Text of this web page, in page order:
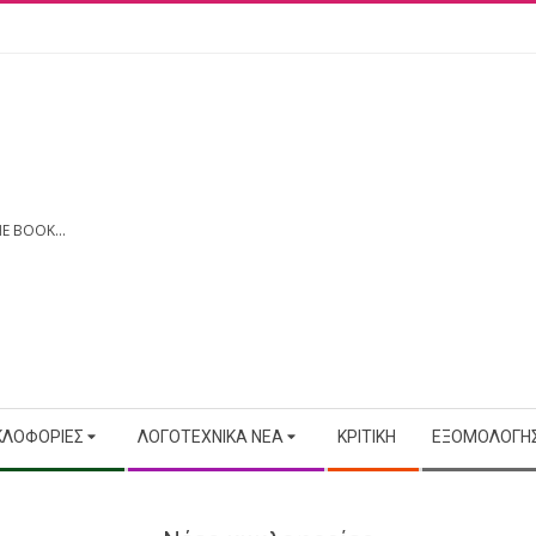
BOOK...
ΛΟΓΟΤΕΧΝΙΚΆ ΝΈΑ ΚΡΙΤΙΚΉ